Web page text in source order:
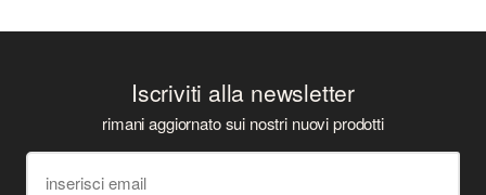
Iscriviti alla newsletter
rimani aggiornato sui nostri nuovi prodotti